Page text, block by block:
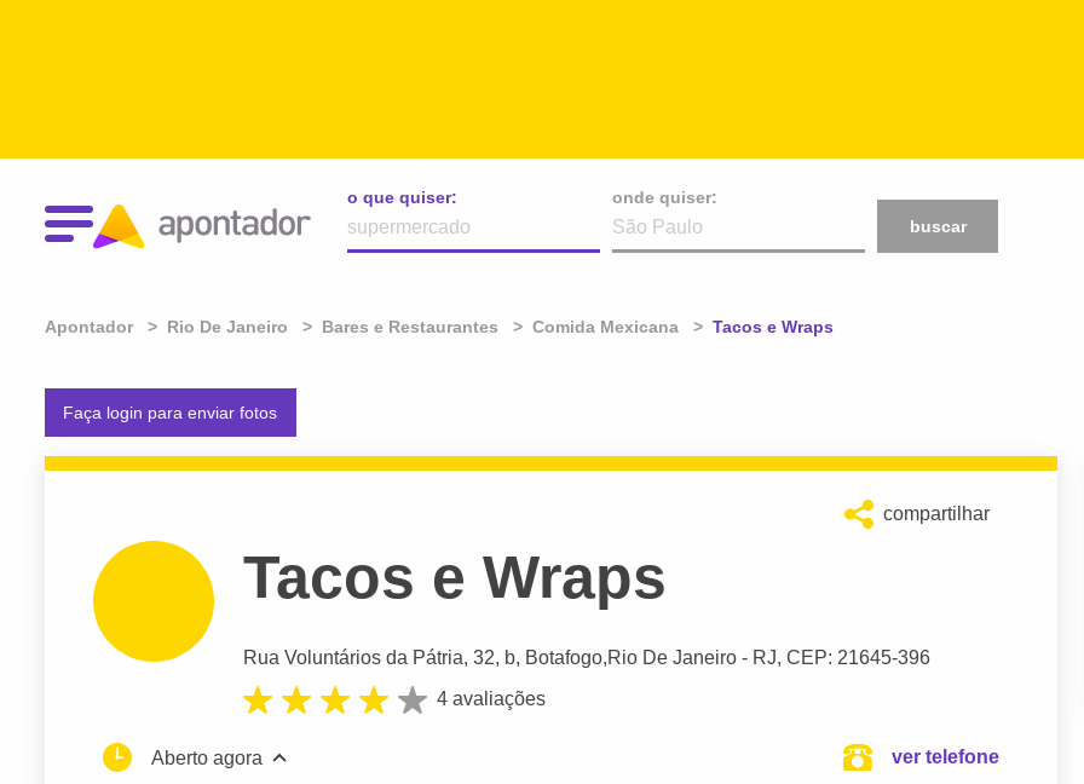
o que quiser:
onde quiser:
buscar
Apontador Rio De Janeiro Bares e Restaurantes Comida Mexicana Atual:
Tacos e Wraps
Faça login para enviar fotos
compartilhar
Tacos e Wraps
Rua Voluntários da Pátria, 32, b, Botafogo,Rio De Janeiro - RJ, CEP: 21645-396
4 avaliações
Aberto agora ver telefone